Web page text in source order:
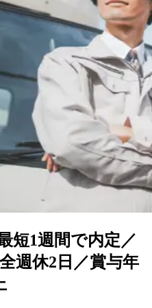
短1週間で内定／
週休2日／賞与年